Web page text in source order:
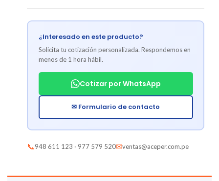
¿Interesado en este producto?
Solicita tu cotización personalizada. Respondemos en
menos de 1 hora hábil.
Cotizar por WhatsApp
✉ Formulario de contacto
📞948 611 123 · 977 579 520✉ventas@aceper.com.pe